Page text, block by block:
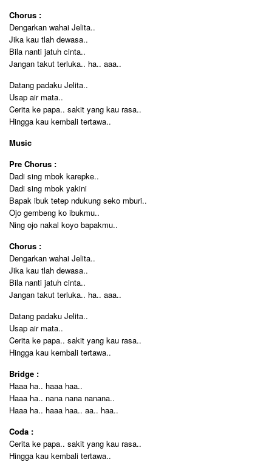
Chorus :
Dengarkan wahai Jelita..
Jika kau tlah dewasa..
Bila nanti jatuh cinta..
Jangan takut terluka.. ha.. aaa..
Datang padaku Jelita..
Usap air mata..
Cerita ke papa.. sakit yang kau rasa..
Hingga kau kembali tertawa..
Music
Pre Chorus :
Dadi sing mbok karepke..
Dadi sing mbok yakini
Bapak ibuk tetep ndukung seko mburi..
Ojo gembeng ko ibukmu..
Ning ojo nakal koyo bapakmu..
Chorus :
Dengarkan wahai Jelita..
Jika kau tlah dewasa..
Bila nanti jatuh cinta..
Jangan takut terluka.. ha.. aaa..
Datang padaku Jelita..
Usap air mata..
Cerita ke papa.. sakit yang kau rasa..
Hingga kau kembali tertawa..
Bridge :
Haaa ha.. haaa haa..
Haaa ha.. nana nana nanana..
Haaa ha.. haaa haa.. aa.. haa..
Coda :
Cerita ke papa.. sakit yang kau rasa..
Hingga kau kembali tertawa..